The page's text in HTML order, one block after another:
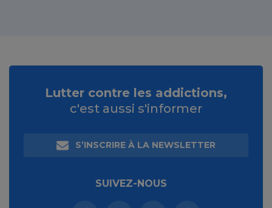
Lutter contre les addictions,
c'est aussi s'informer
S’INSCRIRE À LA NEWSLETTER
SUIVEZ-NOUS